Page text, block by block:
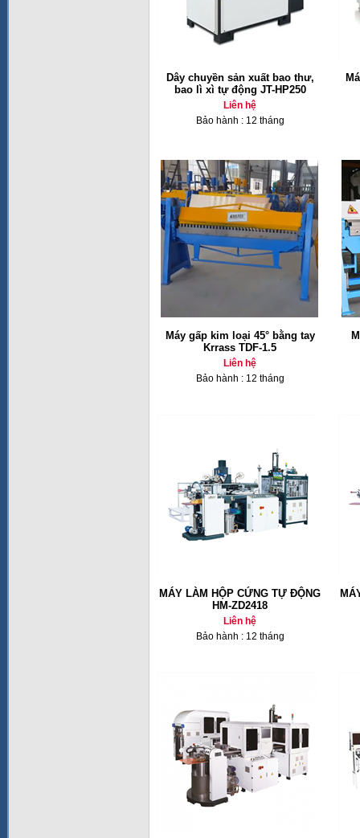
Dây chuyền sản xuất bao thư,
bao lì xì tự động JT-HP250
Liên hệ
Bảo hành : 12 tháng
Máy gấp kim loại 45° bằng tay
Krrass TDF-1.5
Liên hệ
Bảo hành : 12 tháng
MÁY LÀM HỘP CỨNG TỰ ĐỘNG
HM-ZD2418
Liên hệ
Bảo hành : 12 tháng